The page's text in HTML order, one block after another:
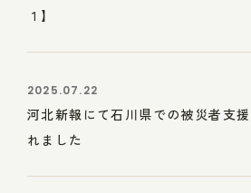
１】
2025.07.22
河北新報にて石川県での被災者支
れました